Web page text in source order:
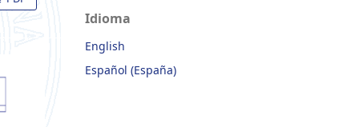
Idioma
English
Español (España)